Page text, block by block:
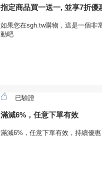
指定商品買一送一, 並享7折優
如果您在sgh.tw購物，這是一個非
動吧
已驗證
滿減6%，任意下單有效
滿減6%，任意下單有效，持續優